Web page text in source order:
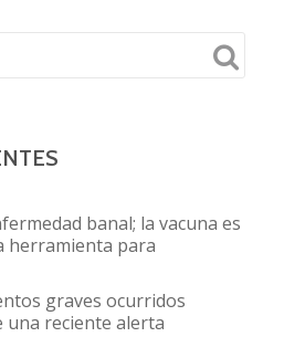
banal; la vacuna es
herramienta para
graves ocurridos
una reciente alerta